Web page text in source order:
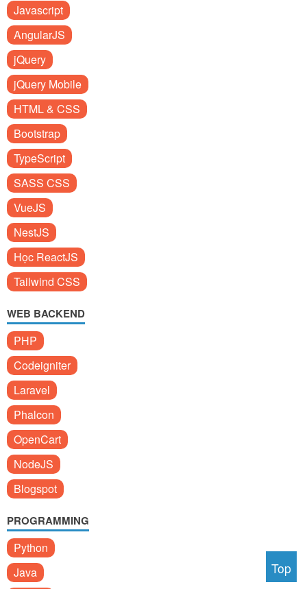
Javascript
AngularJS
jQuery
jQuery Mobile
HTML & CSS
Bootstrap
TypeScript
SASS CSS
VueJS
NestJS
Học ReactJS
Tailwind CSS
WEB BACKEND
PHP
Codeigniter
Laravel
Phalcon
OpenCart
NodeJS
Blogspot
PROGRAMMING
Python
Java
Top